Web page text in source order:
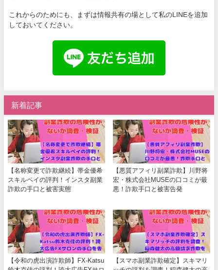
これからのためにも、まずは情報共有の場として私のLINEを追加
しておいてください。
新着記事
【名称変更で詐欺継続】帯金優希
スキルペイの評判！インスタ副業
詐欺の手口と被害実態
【悪質アフィリ副業詐欺】川野将
宏・株式会社MUSEの口コミが最
悪！詐欺手口と被害告発
【令和の虎出演詐欺師】FX-Katsu
【スマホ副業詐欺確定】スキマリ